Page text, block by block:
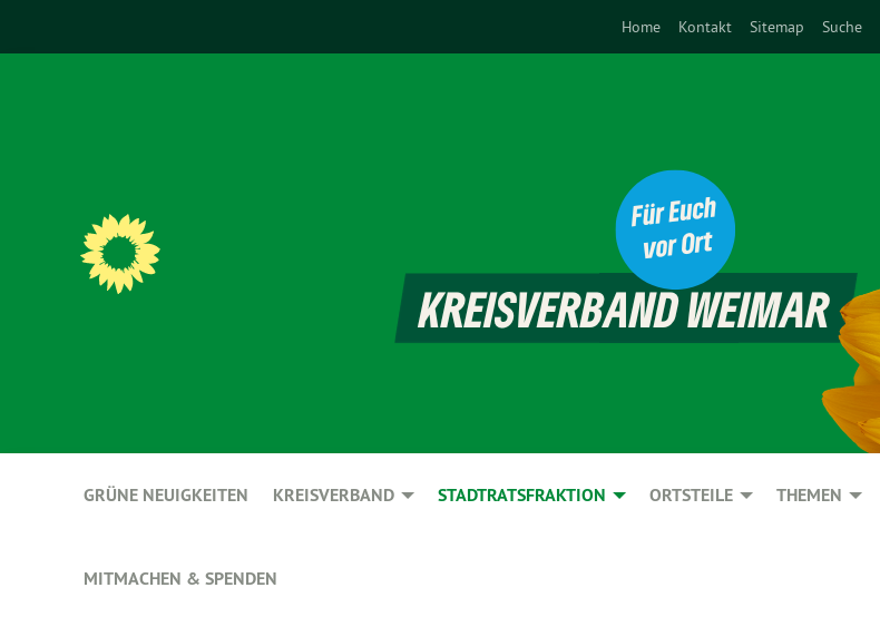
Home Kontakt Sitemap Suche
GRÜNE NEUIGKEITEN KREISVERBAND STADTRATSFRAKTION ORTSTEILE THEMEN
MITMACHEN & SPENDEN